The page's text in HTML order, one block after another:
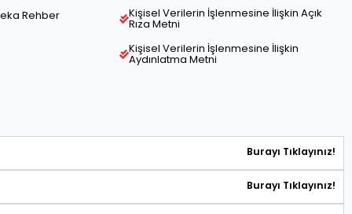
Rehber
Kişisel Verilerin İşlenmesine İlişkin Açık
Rıza Metni
Kişisel Verilerin İşlenmesine İlişkin
Aydınlatma Metni
Burayı Tıklayınız!
Burayı Tıklayınız!